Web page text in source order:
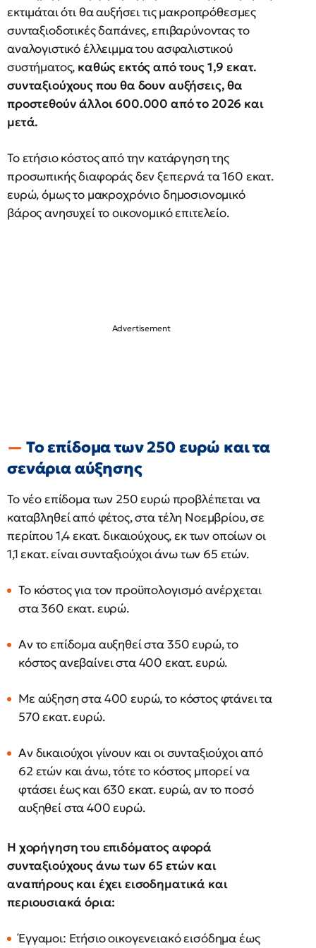
εκτιμάται ότι θα αυξήσει τις μακροπρόθεσμες
συνταξιοδοτικές δαπάνες, επιβαρύνοντας το
αναλογιστικό έλλειμμα του ασφαλιστικού
συστήματος, καθώς εκτός από τους 1,9 εκατ.
συνταξιούχους που θα δουν αυξήσεις, θα
προστεθούν άλλοι 600.000 από το 2026 και
μετά.
Το ετήσιο κόστος από την κατάργηση της
προσωπικής διαφοράς δεν ξεπερνά τα 160 εκατ.
ευρώ, όμως το μακροχρόνιο δημοσιονομικό
βάρος ανησυχεί το οικονομικό επιτελείο.
Το επίδομα των 250 ευρώ και τα
σενάρια αύξησης
Το νέο επίδομα των 250 ευρώ προβλέπεται να
καταβληθεί από φέτος, στα τέλη Νοεμβρίου, σε
περίπου 1,4 εκατ. δικαιούχους, εκ των οποίων οι
1,1 εκατ. είναι συνταξιούχοι άνω των 65 ετών.
Το κόστος για τον προϋπολογισμό ανέρχεται
στα 360 εκατ. ευρώ.
Αν το επίδομα αυξηθεί στα 350 ευρώ, το
κόστος ανεβαίνει στα 400 εκατ. ευρώ.
Με αύξηση στα 400 ευρώ, το κόστος φτάνει τα
570 εκατ. ευρώ.
Αν δικαιούχοι γίνουν και οι συνταξιούχοι από
62 ετών και άνω, τότε το κόστος μπορεί να
φτάσει έως και 630 εκατ. ευρώ, αν το ποσό
αυξηθεί στα 400 ευρώ.
Η χορήγηση του επιδόματος αφορά
συνταξιούχους άνω των 65 ετών και
αναπήρους και έχει εισοδηματικά και
περιουσιακά όρια:
Έγγαμοι: Ετήσιο οικογενειακό εισόδημα έως